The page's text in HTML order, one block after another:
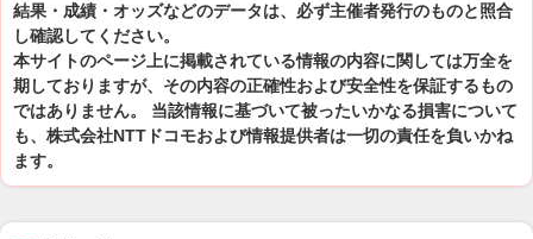
結果・成績・オッズなどのデータは、必ず主催者発行のものと照合
し確認してください。
本サイトのページ上に掲載されている情報の内容に関しては万全を
期しておりますが、その内容の正確性および安全性を保証するもの
ではありません。 当該情報に基づいて被ったいかなる損害について
も、株式会社NTTドコモおよび情報提供者は一切の責任を負いかね
ます。